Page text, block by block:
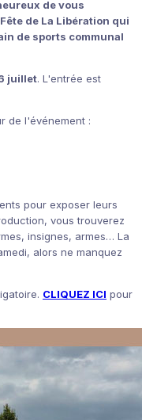
de vous
de La Libération qui
de sports communal
juillet. L'entrée est
de l'événement :
pour exposer leurs
vous trouverez
insignes, armes… La
alors ne manquez
CLIQUEZ ICI pour